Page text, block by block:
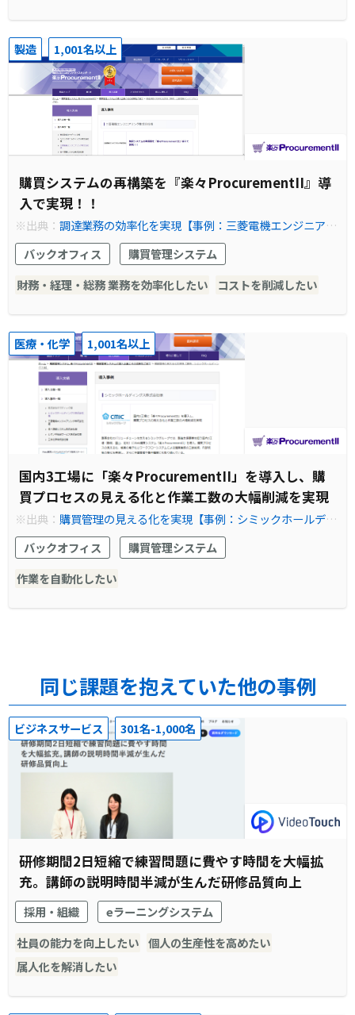
製造 1,001名以上
購買システムの再構築を『楽々ProcurementII』導
入で実現！！
※出典：調達業務の効率化を実現【事例：三菱電機エンジニアリ
ング様】 | 購買管理システム
バックオフィス
購買管理システム
財務・経理・総務 業務を効率化したい
コストを削減したい
医療・化学 1,001名以上
国内3工場に「楽々ProcurementII」を導入し、購
買プロセスの見える化と作業工数の大幅削減を実現
※出典： 購買管理の見える化を実現【事例：シミックホールディ
ングス様】 | 購買管理システム
バックオフィス
購買管理システム
作業を自動化したい
同じ課題を抱えていた他の事例
ビジネスサービス 301名-1,000名
研修期間2日短縮で練習問題に費やす時間を大幅拡
充。講師の説明時間半減が生んだ研修品質向上
採用・組織
eラーニングシステム
社員の能力を向上したい 個人の生産性を高めたい
属人化を解消したい